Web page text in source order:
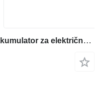
Hawker 48 Volt 5 PzS 775 Ah akumulator za električnog viljuškara